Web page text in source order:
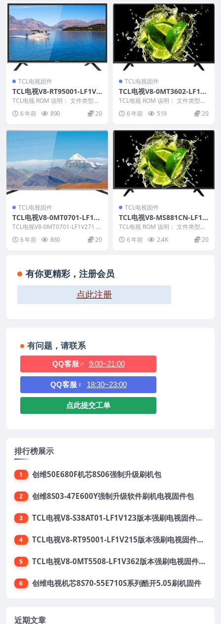
TCL电视固件
TCL电视V8-RT95001-LF1V0
57版本强刷电视固件包下载
TCL电视 ROM 说明： 文件类型：i
———————...
6 年前 890 20
TCL电视固件
TCL电视V8-0MT3602-LF1V0
55版本强刷电视固件包下载
TCL电视 ROM 说明： 文件类型：
———————...
6 年前 519 20
TCL电视固件
TCL电视V8-0MT0701-LF1V2
71版本强刷电视固件包下载
TCL电视V8-0MT0701-LF1V271 R
OM说明： 适用机芯：MT07...
6 年前 860 20
TCL电视固件
TCL电视V8-MS881CN-LF1V
009版本强刷电视固件包下载
TCL电视 ROM 说明： 文件类型：
bin 适用机芯：MS881E 适用机
型：...6 年前 2.4K 20
有你更精彩，注册会员
点此注册
有问题，请联系
QQ客服♂ 9:00~21:00
QQ客服♀ 18:30~23:00
点此提交工单
排行榜展示
1 创维50E680F机芯8S06强制升级刷机包
2 创维8S03-47E600Y强制升级软件刷机电视固件包
3 TCL电视V8-S38AT01-LF1V123版本强刷电视固件包下载
4 TCL电视V8-RT95001-LF1V215版本强刷电视固件包下载
5 TCL电视V8-0MT5508-LF1V362版本强刷电视固件包下载
6 创维电视机芯8S70-55E710S系列酷开5.05刷机固件
近期文章